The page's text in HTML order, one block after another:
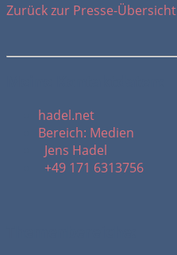
Zurück zur Presse-Übersicht
hadel.net
Bereich: Medien
Jens Hadel
+49 171 6313756